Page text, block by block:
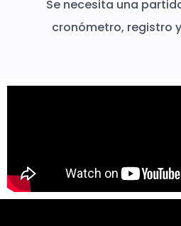
Se necesita una
cronómetro, registro